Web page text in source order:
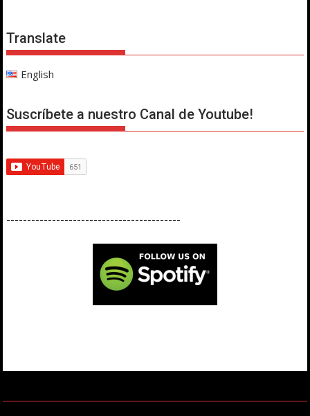
Translate
English
Suscríbete a nuestro Canal de Youtube!
------------------------------------------